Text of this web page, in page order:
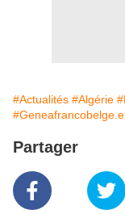
#Actualités #Algérie
Partager